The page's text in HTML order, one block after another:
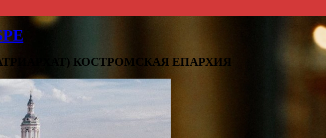
КОСТРОМСКАЯ ЕПАРХИЯ